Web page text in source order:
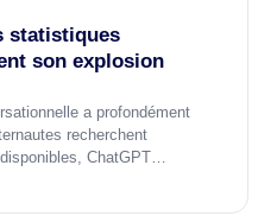
statistiques
son explosion
a profondément
recherchent
disponibles, ChatGPT…